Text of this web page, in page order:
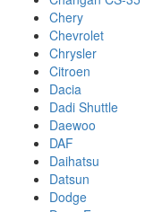
Chery
Chevrolet
Chrysler
Citroen
Dacia
Dadi Shuttle
Daewoo
DAF
Daihatsu
Datsun
Dodge